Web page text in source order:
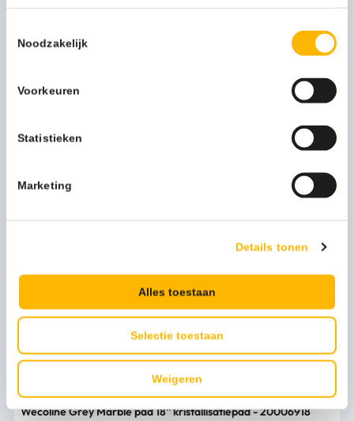
Noodzakelijk
Voorkeuren
Statistieken
Marketing
Details tonen
Alles toestaan
Selectie toestaan
Weigeren
Wecoline Grey Marble pad 17'' kristallisatiepad - 20006917
36,19
Wecoline Grey Marble pad 18'' kristallisatiepad - 20006918